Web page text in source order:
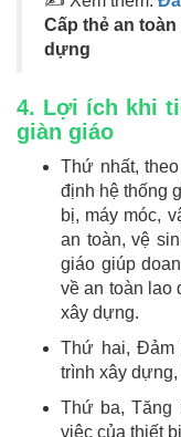
Cấp thẻ an
dựng
4. Lợi ích khi
giàn giáo
Thứ nhất,
định hệ thống
bị, máy móc,
an toàn, vệ
giáo giúp
về an toàn lao
xây dựng.
Thứ hai, Đảm
trình xây
Thứ ba, Tăng
việc của thiết